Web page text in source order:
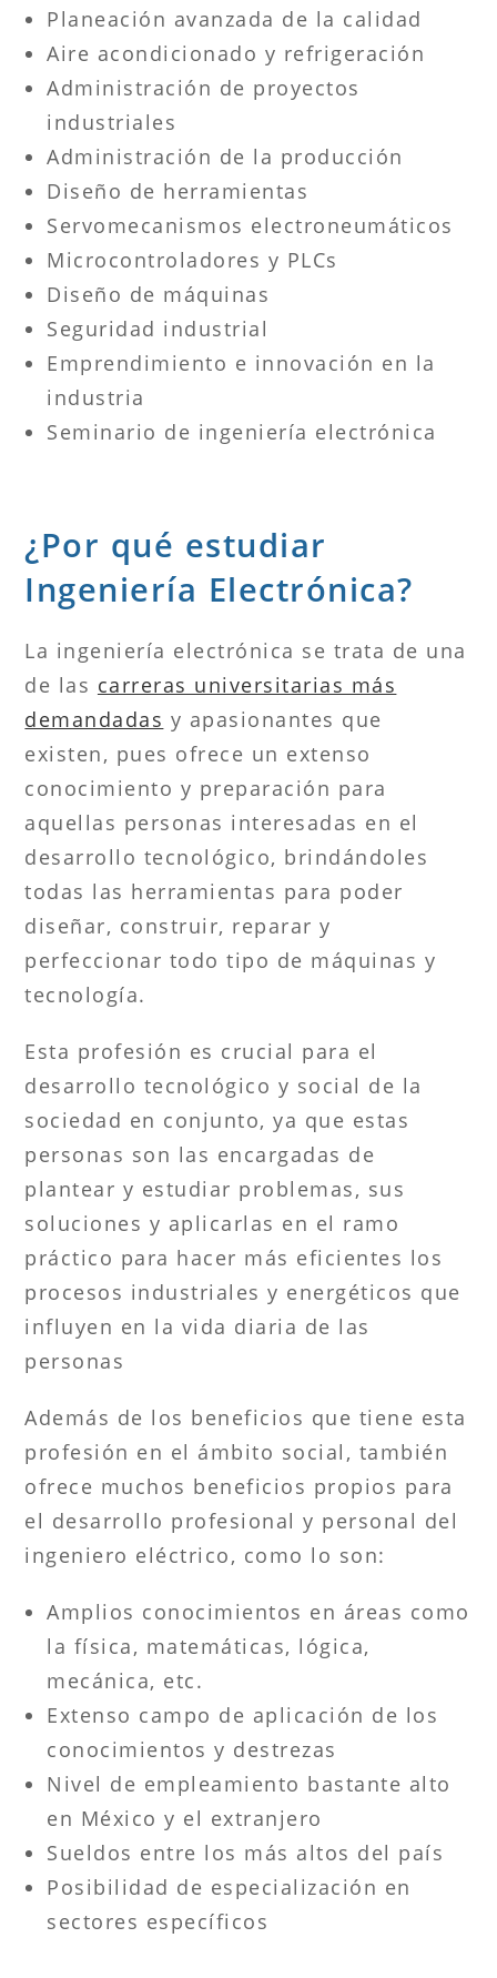
Planeación avanzada de la calidad
Aire acondicionado y refrigeración
Administración de proyectos
industriales
Administración de la producción
Diseño de herramientas
Servomecanismos electroneumáticos
Microcontroladores y PLCs
Diseño de máquinas
Seguridad industrial
Emprendimiento e innovación en la
industria
Seminario de ingeniería electrónica
¿Por qué estudiar
Ingeniería Electrónica?
La ingeniería electrónica se trata de una
de las carreras universitarias más
demandadas y apasionantes que
existen, pues ofrece un extenso
conocimiento y preparación para
aquellas personas interesadas en el
desarrollo tecnológico, brindándoles
todas las herramientas para poder
diseñar, construir, reparar y
perfeccionar todo tipo de máquinas y
tecnología.
Esta profesión es crucial para el
desarrollo tecnológico y social de la
sociedad en conjunto, ya que estas
personas son las encargadas de
plantear y estudiar problemas, sus
soluciones y aplicarlas en el ramo
práctico para hacer más eficientes los
procesos industriales y energéticos que
influyen en la vida diaria de las
personas
Además de los beneficios que tiene esta
profesión en el ámbito social, también
ofrece muchos beneficios propios para
el desarrollo profesional y personal del
ingeniero eléctrico, como lo son:
Amplios conocimientos en áreas como
la física, matemáticas, lógica,
mecánica, etc.
Extenso campo de aplicación de los
conocimientos y destrezas
Nivel de empleamiento bastante alto
en México y el extranjero
Sueldos entre los más altos del país
Posibilidad de especialización en
sectores específicos